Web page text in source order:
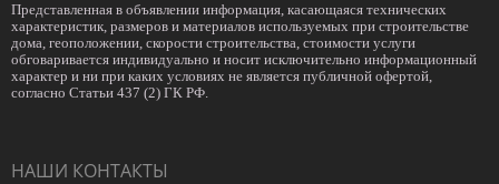
Представленная в объявлении информация, касающаяся технических
характеристик, размеров и материалов используемых при строительстве
дома, геоположении, скорости строительства, стоимости услуги
обговаривается индивидуально и носит исключительно информационный
характер и ни при каких условиях не является публичной офертой,
согласно Статьи 437 (2) ГК РФ.
НАШИ КОНТАКТЫ